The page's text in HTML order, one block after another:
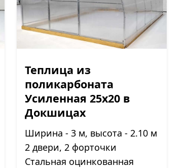
Теплица из
поликарбоната
Усиленная 25х20 в
Докшицах
Ширина - 3 м, высота - 2.10 м
2 двери, 2 форточки
Стальная оцинкованная